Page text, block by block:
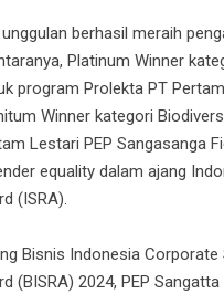
berhasil meraih
Platinum Winner
program Prolekta PT
Winner kategori
Lestari PEP Sangasanga
equality dalam ajang
(ISRA).
Bisnis Indonesia Corporate
(BISRA) 2024, PEP Sangatta